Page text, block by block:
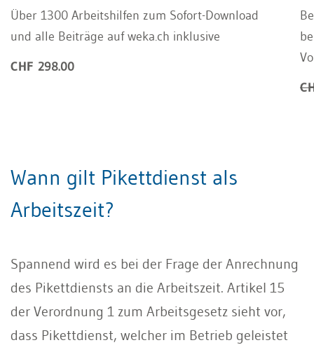
Über 1300 Arbeitshilfen zum Sofort-Download
und alle Beiträge auf weka.ch inklusive
CHF 298.00
Wann gilt Pikettdienst als
Arbeitszeit?
Spannend wird es bei der Frage der Anrechnung
des Pikettdiensts an die Arbeitszeit. Artikel 15
der Verordnung 1 zum Arbeitsgesetz sieht vor,
dass Pikettdienst, welcher im Betrieb geleistet